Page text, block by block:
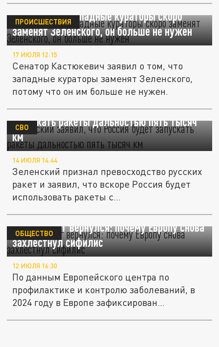
Кастюкевич: западные кураторы скоро
заменят Зеленского, он больше не нужен
ПРОИСШЕСТВИЯ
17 ИЮЛЯ 12:15
Сенатор Кастюкевич заявил о том, что
западные кураторы заменят Зеленского,
потому что он им больше не нужен.
Зеленский заявил, что Россия будет
запускать ракеты дальностью пять тысяч
км
СВО
14 ИЮЛЯ 14:44
Зеленский признал превосходство русских
ракет и заявил, что вскоре Россия будет
использовать ракеты с...
Старый друг вернулся: почему Европу снова
захлестнул сифилис
ОБЩЕСТВО
12 ИЮЛЯ 16:30
По данным Европейского центра по
профилактике и контролю заболеваний, в
2024 году в Европе зафиксирован...